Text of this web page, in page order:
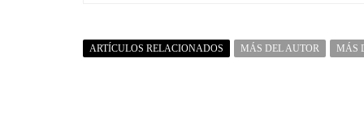
ARTÍCULOS RELACIONADOS MÁS DEL AUTOR MÁS